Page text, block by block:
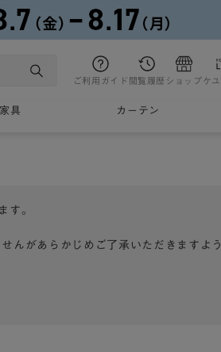
ご利用ガイド 閲覧履歴 ショップケ
家具 カーテン
す。
んがあらかじめご了承いただきますよ